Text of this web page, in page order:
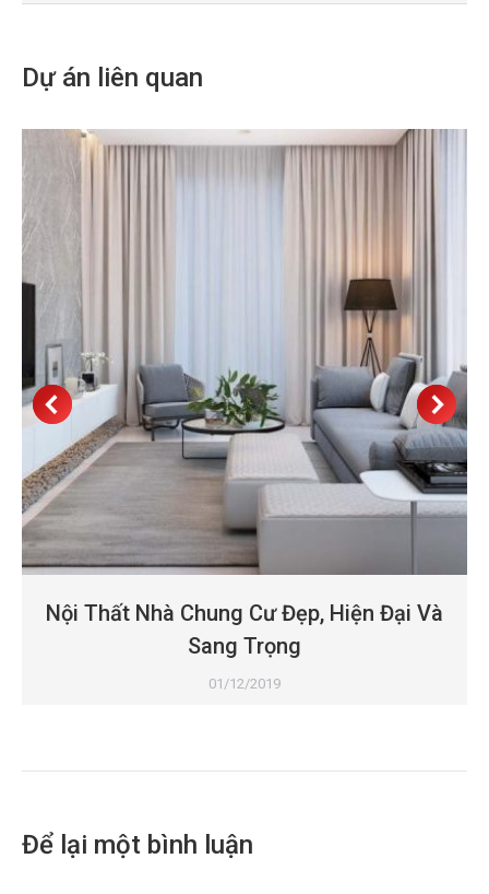
Dự án liên quan
Nội Thất Nhà Chung Cư Đẹp, Hiện Đại Và
Sang Trọng
01/12/2019
Để lại một bình luận